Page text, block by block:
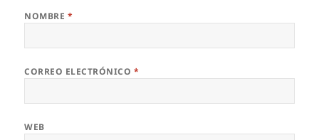
NOMBRE *
CORREO ELECTRÓNICO *
WEB